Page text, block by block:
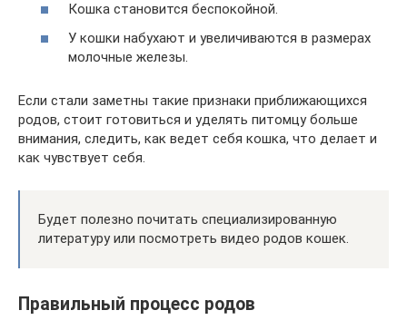
Кошка становится беспокойной.
У кошки набухают и увеличиваются в размерах
молочные железы.
Если стали заметны такие признаки приближающихся
родов, стоит готовиться и уделять питомцу больше
внимания, следить, как ведет себя кошка, что делает и
как чувствует себя.
Будет полезно почитать специализированную
литературу или посмотреть видео родов кошек.
Правильный процесс родов